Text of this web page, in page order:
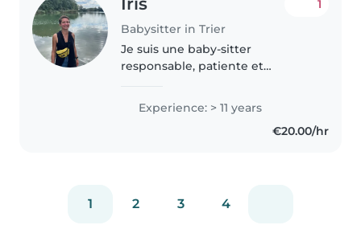
Babysitter in Trier
1
Je suis une baby-sitter
responsable, patiente et
d'expérience auprès d'enfants
de tous âges, des bébés aux
adolescents. Bien que je n'aie
Experience: > 11 years
€20.00/hr
1 2 3 4